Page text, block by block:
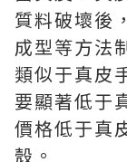
質料破壞後
成型等方法
類似于真皮
要顯著低于
價格低于真
殼。